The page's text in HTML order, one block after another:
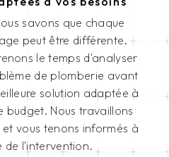
savons que chaque
peut être différente.
le temps d'analyser
de plomberie avant
solution adaptée à
budget. Nous travaillons
vous tenons informés à
de l'intervention.